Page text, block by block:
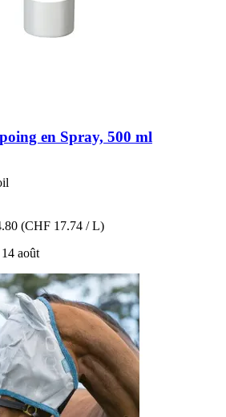
en Spray, 500 ml
(CHF 17.74 / L)
août